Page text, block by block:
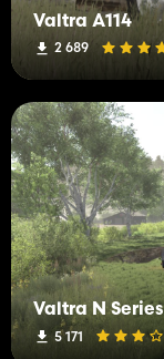
Valtra A114
2 689
Valtra N Series
5 171